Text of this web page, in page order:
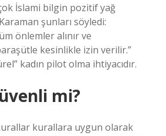
İslami bilgin pozitif yağ
şunları söyledi:
önlemler alınır ve
kesinlikle izin verilir.”
kadın pilot olma ihtiyacıdır.
mi?
kurallara uygun olarak